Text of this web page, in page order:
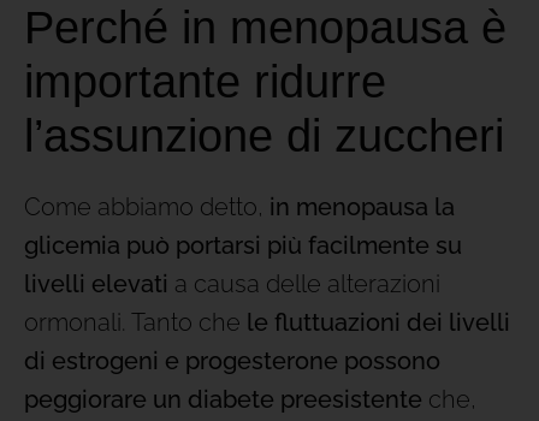
Perché in menopausa è
importante ridurre
l’assunzione di zuccheri
Come abbiamo detto, in menopausa la
glicemia può portarsi più facilmente su
livelli elevati a causa delle alterazioni
ormonali. Tanto che le fluttuazioni dei livelli
di estrogeni e progesterone possono
peggiorare un diabete preesistente che,